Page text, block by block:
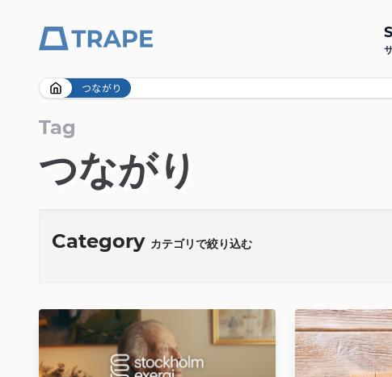
content
つながり
Tag
つながり
Category カテゴリで絞り込む